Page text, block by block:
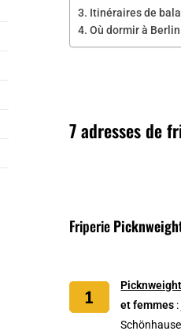
Itinéraires de
Où dormir à
7 adresses de
Friperie
Picknweight
et femmes